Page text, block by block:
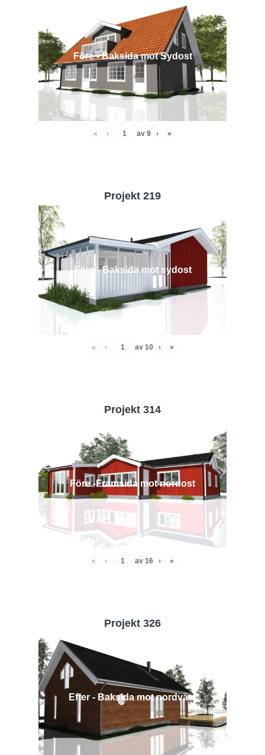
Före - Baksida mot Sydost
« ‹ av 9 › »
Projekt 219
Före - Baksida mot sydost
« ‹ av 10 › »
Projekt 314
Före -Framsida mot nordost
« ‹ av 16 › »
Projekt 326
Efter - Baksida mot nordväst